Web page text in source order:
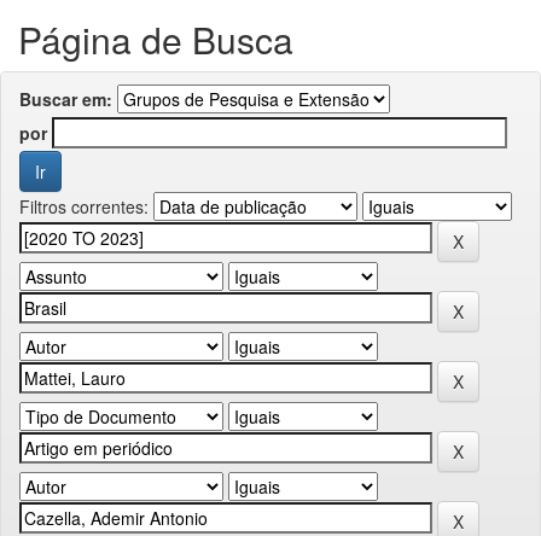
Página de Busca
Buscar em:
por
Filtros correntes: